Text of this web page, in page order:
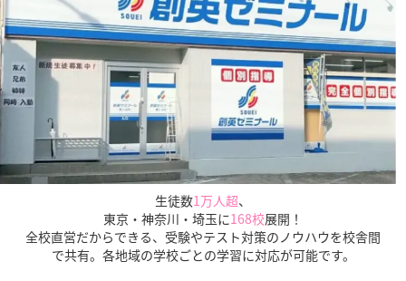
生徒数1万人超、
東京・神奈川・埼玉に168校展開！
全校直営だからできる、受験やテスト対策のノウハウを校舎間
で共有。各地域の学校ごとの学習に対応が可能です。